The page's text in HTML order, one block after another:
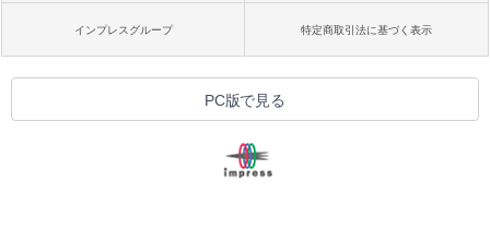
インプレスグループ 特定商取引法に基づく表示
PC版で見る